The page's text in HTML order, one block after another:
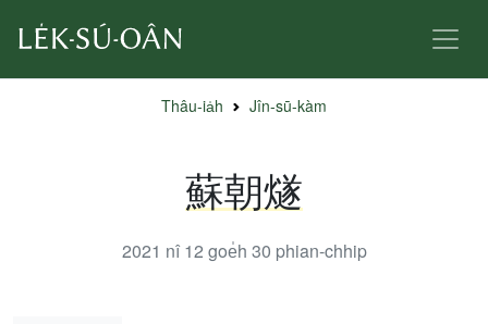
Thâu-ia̍h Jîn-sū-kàm
蘇朝燧
2021 nî 12 goe̍h 30 phian-chhip